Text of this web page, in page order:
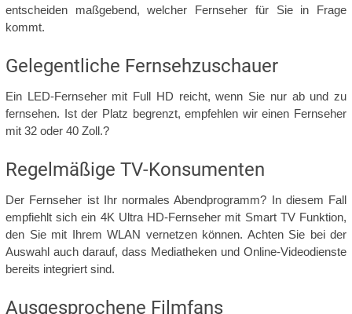
entscheiden maßgebend, welcher Fernseher für Sie in Frage
kommt.
Gelegentliche Fernsehzuschauer
Ein LED-Fernseher mit Full HD reicht, wenn Sie nur ab und zu
fernsehen. Ist der Platz begrenzt, empfehlen wir einen Fernseher
mit 32 oder 40 Zoll.?
Regelmäßige TV-Konsumenten
Der Fernseher ist Ihr normales Abendprogramm? In diesem Fall
empfiehlt sich ein 4K Ultra HD-Fernseher mit Smart TV Funktion,
den Sie mit Ihrem WLAN vernetzen können. Achten Sie bei der
Auswahl auch darauf, dass Mediatheken und Online-Videodienste
bereits integriert sind.
Ausgesprochene Filmfans